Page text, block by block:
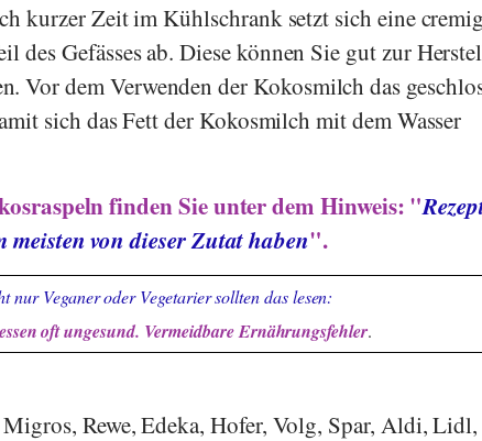
kurzer Zeit im Kühlschrank setzt sich eine
des Gefässes ab. Diese können Sie gut zur
Vor dem Verwenden der Kokosmilch das
sich das Fett der Kokosmilch mit dem Wasser
finden Sie unter dem Hinweis: "
meisten von dieser Zutat haben".
nur Veganer oder Vegetarier sollten das lesen:
oft ungesund. Vermeidbare Ernährungsfehler.
Migros, Rewe,Edeka, Hofer, Volg, Spar, Aldi,Lidl,